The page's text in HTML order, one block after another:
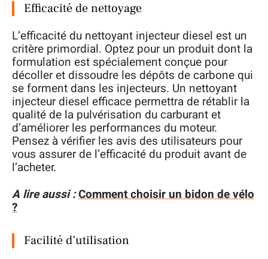
Efficacité de nettoyage
L’efficacité du nettoyant injecteur diesel est un
critère primordial. Optez pour un produit dont la
formulation est spécialement conçue pour
décoller et dissoudre les dépôts de carbone qui
se forment dans les injecteurs. Un nettoyant
injecteur diesel efficace permettra de rétablir la
qualité de la pulvérisation du carburant et
d’améliorer les performances du moteur.
Pensez à vérifier les avis des utilisateurs pour
vous assurer de l’efficacité du produit avant de
l’acheter.
A lire aussi :Comment choisir un bidon de vélo
?
Facilité d’utilisation